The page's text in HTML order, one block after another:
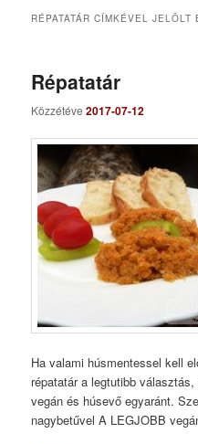
elsődleges
másodlagos
RÉPATATÁR CÍMKÉVEL JELÖLT
Répatatár
Közzétéve2017-07-12
Ha valami húsmentessel kell
répatatár a legtutibb
vegán és húsevő egyaránt.
nagybetűvel A LEGJOBB